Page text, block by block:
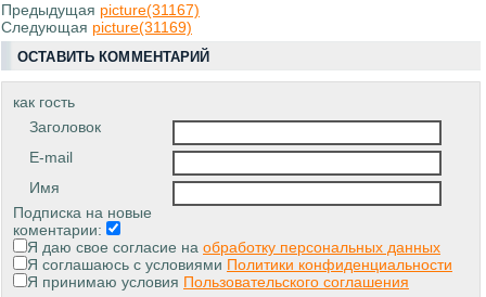
Предыдущая picture(31167)
Следующая picture(31169)
ОСТАВИТЬ КОММЕНТАРИЙ
как гость
Заголовок
E-mail
Имя
Подписка на новые
коментарии:
Я даю свое согласие на обработку персональных данных
Я соглашаюсь с условиями Политики конфиденциальности
Я принимаю условия Пользовательского соглашения